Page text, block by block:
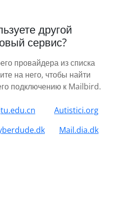
другой
сервис?
провайдера из списка
на него, чтобы найти
подключению к Mailbird.
Autistici.org
Mail.dia.dk